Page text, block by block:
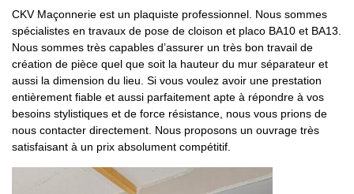
CKV Maçonnerie est un plaquiste professionnel. Nous sommes
spécialistes en travaux de pose de cloison et placo BA10 et BA13.
Nous sommes très capables d’assurer un très bon travail de
création de pièce quel que soit la hauteur du mur séparateur et
aussi la dimension du lieu. Si vous voulez avoir une prestation
entièrement fiable et aussi parfaitement apte à répondre à vos
besoins stylistiques et de force résistance, nous vous prions de
nous contacter directement. Nous proposons un ouvrage très
satisfaisant à un prix absolument compétitif.